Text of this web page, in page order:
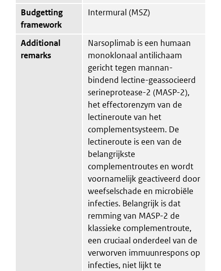
Budgetting
framework
Intermural (MSZ)
Additional
remarks
Narsoplimab is een humaan
monoklonaal antilichaam
gericht tegen mannan-
bindend lectine-geassocieerd
serineprotease-2 (MASP-2),
het effectorenzym van de
lectineroute van het
complementsysteem. De
lectineroute is een van de
belangrijkste
complementroutes en wordt
voornamelijk geactiveerd door
weefselschade en microbiële
infecties. Belangrijk is dat
remming van MASP-2 de
klassieke complementroute,
een cruciaal onderdeel van de
verworven immuunrespons op
infecties, niet lijkt te